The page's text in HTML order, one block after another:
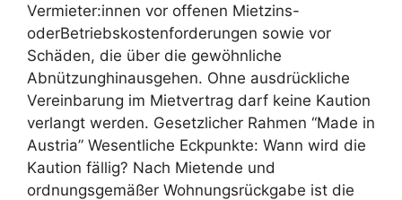
Vermieter:innen vor offenen Mietzins-
oderBetriebskostenforderungen sowie vor
Schäden, die über die gewöhnliche
Abnützunghinausgehen. Ohne ausdrückliche
Vereinbarung im Mietvertrag darf keine Kaution
verlangt werden. Gesetzlicher Rahmen “Made in
Austria” Wesentliche Eckpunkte: Wann wird die
Kaution fällig? Nach Mietende und
ordnungsgemäßer Wohnungsrückgabe ist die